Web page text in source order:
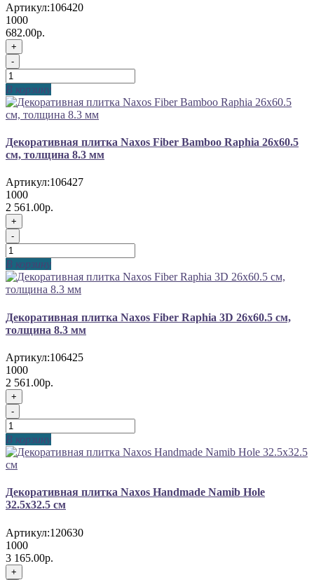
Артикул:106420
1000
682.00р.
+
-
В корзину
Декоративная плитка Naxos Fiber Bamboo Raphia 26x60.5
см, толщина 8.3 мм
Артикул:106427
1000
2 561.00р.
+
-
В корзину
Декоративная плитка Naxos Fiber Raphia 3D 26x60.5 см,
толщина 8.3 мм
Артикул:106425
1000
2 561.00р.
+
-
В корзину
Декоративная плитка Naxos Handmade Namib Hole
32.5x32.5 см
Артикул:120630
1000
3 165.00р.
+